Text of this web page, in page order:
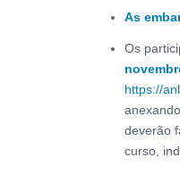
As
Os
https://
deverão
curso,